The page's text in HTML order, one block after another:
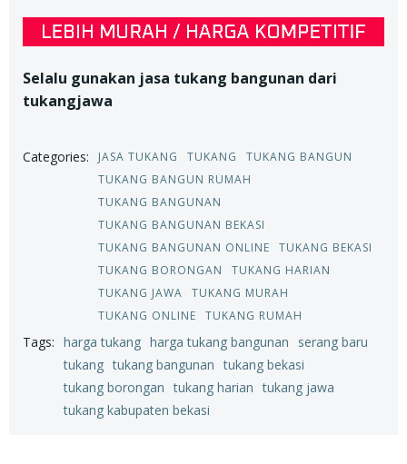
Selalu gunakan jasa tukang bangunan dari
tukangjawa
Categories: JASA TUKANG TUKANG
TUKANG BANGUN
TUKANG BANGUN RUMAH
TUKANG BANGUNAN
TUKANG BANGUNAN BEKASI
TUKANG BANGUNAN ONLINE
TUKANG BEKASI
TUKANG BORONGAN
TUKANG HARIAN
TUKANG JAWA
TUKANG MURAH
TUKANG ONLINE
TUKANG RUMAH
Tags: harga tukang harga tukang bangunan
serang baru
tukang tukang bangunan tukang bekasi
tukang borongan tukang harian tukang jawa
tukang kabupaten bekasi